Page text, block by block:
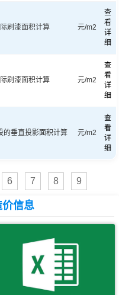
刷漆面积计算 元/m2
查
看
详
细
刷漆面积计算 元/m2
查
看
详
细
的垂直投影面积计算 元/m2
查
看
详
细
6 7 8 9
信息